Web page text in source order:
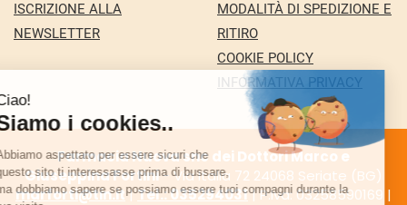
ISCRIZIONE ALLA
NEWSLETTER
MODALITÀ DI SPEDIZIONE E
RITIRO
COOKIE POLICY
INFORMATIVA PRIVACY
Farmacia Nuova snc dei Dottori Marco e
Giuseppina Fortini- Via Italia 72 24068 Seriate (BG)
marforti@tin.it|Tel.: 035294031| P.Iva: 03258590169 |